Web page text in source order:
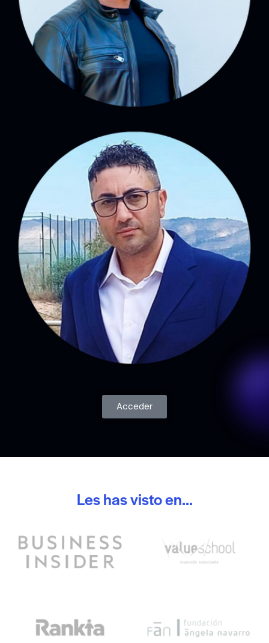
Acceder
Les has visto en...